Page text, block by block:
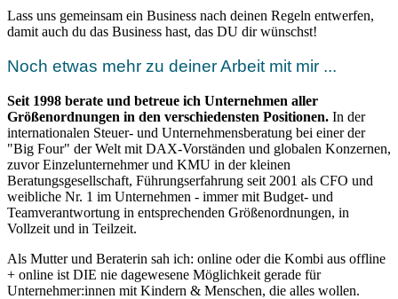
Lass uns gemeinsam ein Business nach deinen Regeln entwerfen,
damit auch du das Business hast, das DU dir wünschst!
Noch etwas mehr zu deiner Arbeit mit mir ...
Seit 1998 berate und betreue ich Unternehmen aller
Größenordnungen in den verschiedensten Positionen. In der
internationalen Steuer- und Unternehmensberatung bei einer der
"Big Four" der Welt mit DAX-Vorständen und globalen Konzernen,
zuvor Einzelunternehmer und KMU in der kleinen
Beratungsgesellschaft, Führungserfahrung seit 2001 als CFO und
weibliche Nr. 1 im Unternehmen - immer mit Budget- und
Teamverantwortung in entsprechenden Größenordnungen, in
Vollzeit und in Teilzeit.
Als Mutter und Beraterin sah ich: online oder die Kombi aus offline
+ online ist DIE nie dagewesene Möglichkeit gerade für
Unternehmer:innen mit Kindern & Menschen, die alles wollen.